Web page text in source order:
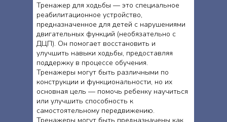
Тренажер для ходьбы — это специальное
реабилитационное устройство,
предназначенное для детей с нарушениями
двигательных функций (необязательно с
ДЦП). Он помогает восстановить и
улучшить навыки ходьбы, предоставляя
поддержку в процессе обучения.
Тренажеры могут быть различными по
конструкции и функциональности, но их
основная цель — помочь ребенку научиться
или улучшить способность к
самостоятельному передвижению.